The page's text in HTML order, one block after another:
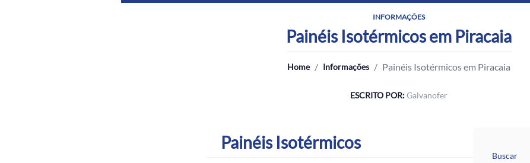
INFORMAÇÕES
Painéis Isotérmicos em Piracaia
Home / Informações / Painéis Isotérmicos em Piracaia
ESCRITO POR:Galvanofer
Painéis Isotérmicos
Buscar